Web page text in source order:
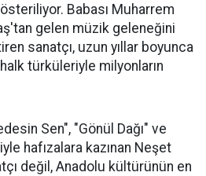
Babası Muharrem
gelen müzik geleneğini
sanatçı, uzun yıllar boyunca
türküleriyle milyonların
Sen", "Gönül Dağı" ve
hafızalara kazınan Neşet
değil, Anadolu kültürünün en